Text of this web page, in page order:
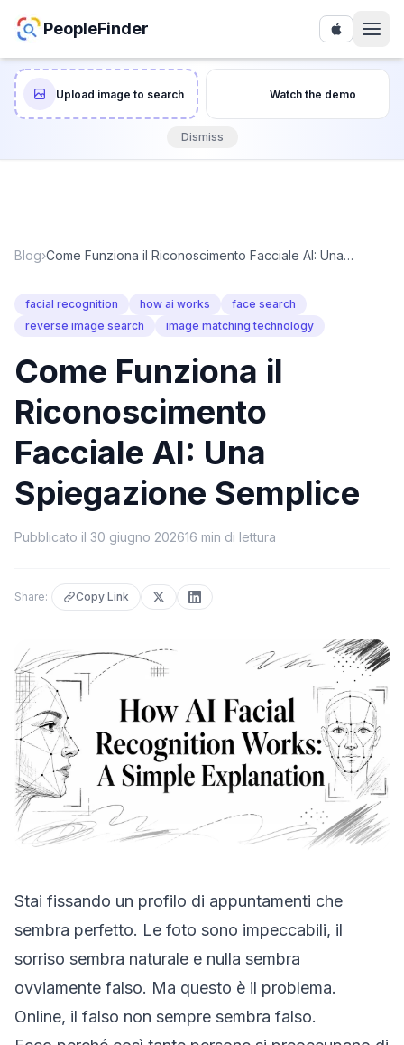
PeopleFinder
Upload image to search Watch the demo
Dismiss
Blog›Come Funziona il Riconoscimento Facciale AI: Una
facial recognition how ai works
face search
reverse image search
image matching technology
Come Funziona il
Riconoscimento
Facciale AI: Una
Spiegazione Semplice
Pubblicato il 30 giugno 202616 min di lettura
Share: Copy Link
Stai fissando un profilo di appuntamenti che
sembra perfetto. Le foto sono impeccabili, il
sorriso sembra naturale e nulla sembra
ovviamente falso. Ma questo è il problema.
Online, il falso non sempre sembra falso.